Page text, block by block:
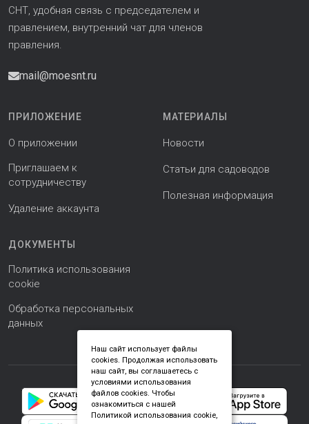
СНТ, удобная связь с председателем и
правлением, внутренний чат для членов
правления.
mail@moesnt.ru
ПРИЛОЖЕНИЕ
О приложении
Приглашаем к
сотрудничеству
Удаление аккаунта
МАТЕРИАЛЫ
Новости
Статьи для садоводов
Полезная информация
ДОКУМЕНТЫ
Политика использования
cookie
Обработка персональных
данных
Наш сайт использует файлы
cookies. Продолжая использовать
наш сайт, вы соглашаетесь с
условиями использования
файлов cookies. Чтобы
ознакомиться с нашей
Политикой использования cookie,